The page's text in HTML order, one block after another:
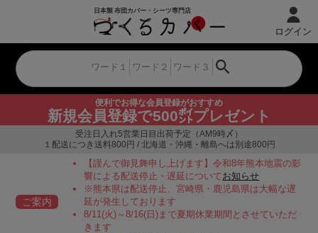
便利でお得な会員登録がおすすめ
新規会員登録で500㌽プレゼント
ログイン
受注日入れ5営業日目出荷予定（AM9時〆）
１配送につき送料800円 / 北海道・沖縄・離島へは別途800円
ご案内
【謹んで御見舞申し上げます】令和8年熊本地震の影
響による配送停止・遅延についてお知らせ
※熊本県は配送停止、宮崎県・鹿児島県は大幅な遅
延が発生しております
8/11(火)～8/16(日)まで夏期休業期間とさせていただ
きます